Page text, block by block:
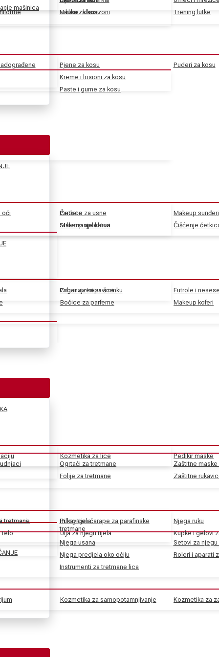
mašinica
Haube i klimazoni
Pjene za kosu
Kreme i losioni za kosu
Paste i gume za kosu
Puderi za kosu
Vikleri za kosu
Trening lutke
oči
Pincete
Stilizovanje obrva
Pribor za trepavice
Četkice za usne
Makeup aplikatori
Makeup sunđeri
Čišćenje
Organajzeri za šminku
Bočice za parfeme
Futrole i
Makeup koferi
tretmane
Rukavice i čarape za parafinske
tretmane
Ogrtači za tretmane
Folije za tretmane
Zaštitne
Zaštitne
Njega usana
Njega predjela oko očiju
Instrumenti za tretmane lica
Setovi za njegu
Roleri i aparati
Kozmetika za lice Pedikir maske
tretmani
telo
Piling tijela
Ulja za njegu tijela
Njega ruku
Kupke i gelovi
Kozmetika za samopotamnjivanje Kozmetika za